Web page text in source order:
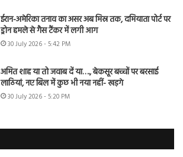
ईरान-अमेरिका तनाव का असर अब मिस्र तक, दमियाता पोर्ट पर
ड्रोन हमले से गैस टैंकर में लगी आग
30 July 2026 - 5:42 PM
अमित शाह या तो जवाब दें या…., बेकसूर बच्चों पर बरसाई
लाठियां, नए बिल में कुछ भी नया नहीं- खड़गे
30 July 2026 - 5:20 PM